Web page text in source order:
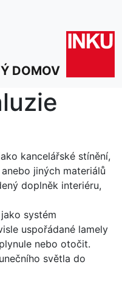
DOMOV
kancelářské stínění,
jiných materiálů
doplněk interiéru,
systém
uspořádané lamely
nebo otočit.
světla do